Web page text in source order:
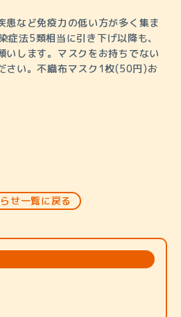
患など免疫力の低い方が多く集ま
法5類相当に引き下げ以降も、
いします。マスクをお持ちでない
さい。不織布マスク1枚(50円)お
せ一覧に戻る